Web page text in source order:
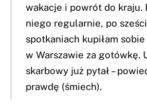
wakacje i powrót do kraju.
niego regularnie, po
spotkaniach kupiłam
w Warszawie za gotówkę.
skarbowy już pytał –
prawdę (śmiech).